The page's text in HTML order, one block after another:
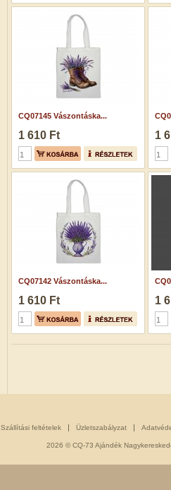
CQ07145 Vászontáska...
1 610 Ft 1
CQ07142 Vászontáska...
1 610 Ft 1
Szállítási feltételek Üzletszabályzat
2026 © CQ-73 Ajándék